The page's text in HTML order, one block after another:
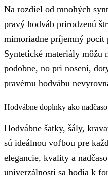
Na rozdiel od mnohých
pravý hodváb prirodzenú
mimoriadne príjemný pocit
Syntetické materiály môžu
podobne, no pri nosení,
pravému hodvábu
Hodvábne doplnky ako
Hodvábne šatky, šály,
sú ideálnou voľbou pre
elegancie, kvality a
univerzálnosti sa hodia k